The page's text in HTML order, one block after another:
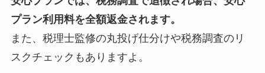
プラン利用料を全額返金されます。
また、税理士監修の丸投げ仕分けや税務調査のリ
スクチェックもありますよ。